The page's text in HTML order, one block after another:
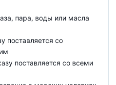
пара, воды или масла
поставляется со
поставляется со всеми